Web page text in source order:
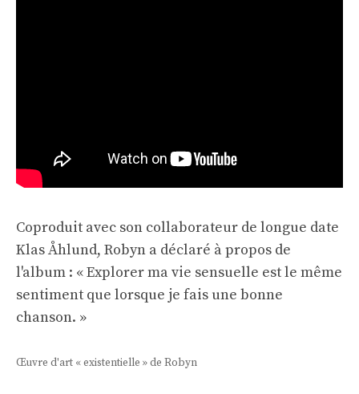
Coproduit avec son collaborateur de longue date
Klas Åhlund, Robyn a déclaré à propos de
l'album : « Explorer ma vie sensuelle est le même
sentiment que lorsque je fais une bonne
chanson. »
Œuvre d'art « existentielle » de Robyn